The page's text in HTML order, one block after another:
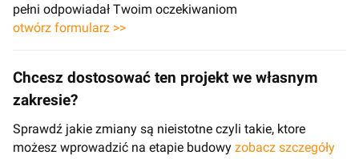
pełni odpowiadał Twoim oczekiwaniom
otwórz formularz >>
Chcesz dostosować ten projekt we własnym
zakresie?
Sprawdź jakie zmiany są nieistotne czyli takie, ktore
możesz wprowadzić na etapie budowy zobacz szczegóły